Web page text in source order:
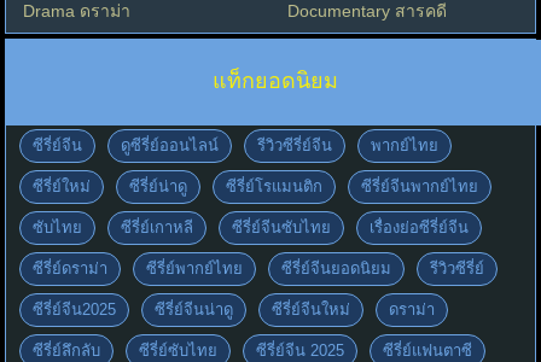
Drama ดราม่า Documentary สารคดี
แท็กยอดนิยม
ซีรี่ย์จีน ดูซีรี่ย์ออนไลน์ รีวิวซีรี่ย์จีน พากย์ไทย
ซีรี่ย์ใหม่ ซีรี่ย์น่าดู ซีรี่ย์โรแมนติก ซีรี่ย์จีนพากย์ไทย
ซับไทย ซีรี่ย์เกาหลี ซีรี่ย์จีนซับไทย เรื่องย่อซีรี่ย์จีน
ซีรี่ย์ดราม่า ซีรี่ย์พากย์ไทย ซีรี่ย์จีนยอดนิยม รีวิวซีรี่ย์
ซีรี่ย์จีน2025 ซีรี่ย์จีนน่าดู ซีรี่ย์จีนใหม่ ดราม่า
ซีรี่ย์ลึกลับ ซีรี่ย์ซับไทย ซีรี่ย์จีน 2025 ซีรี่ย์แฟนตาซี